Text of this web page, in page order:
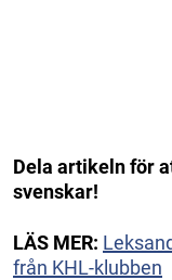
Dela artikeln för
svenskar!
LÄS MER:
från KHL-klubben